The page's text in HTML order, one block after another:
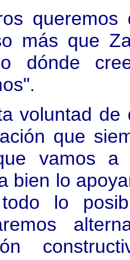
más que
dónde
voluntad de
que
vamos a
bien lo
lo